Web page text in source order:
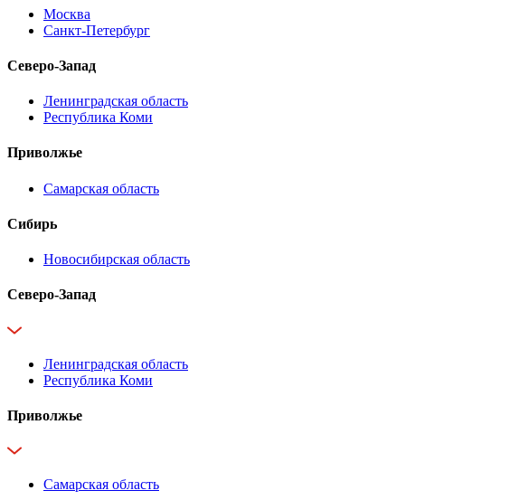
Москва
Санкт-Петербург
Северо-Запад
Ленинградская область
Республика Коми
Приволжье
Самарская область
Сибирь
Новосибирская область
Северо-Запад
Ленинградская область
Республика Коми
Приволжье
Самарская область